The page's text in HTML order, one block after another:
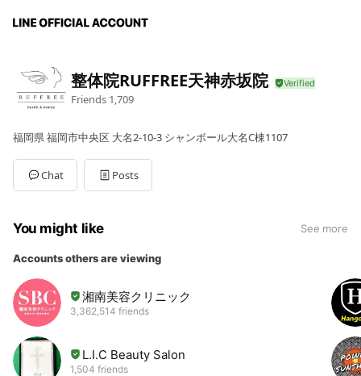
整体院RUFFREE天神赤坂院
Friends 1,709
福岡県 福岡市中央区 大名2-10-3 シャンボール大名C棟1107
Chat Posts
You might like See more
Accounts others are viewing
湘南美容クリニック
3,362,514 friends
L.I.C Beauty Salon
1,504 friends